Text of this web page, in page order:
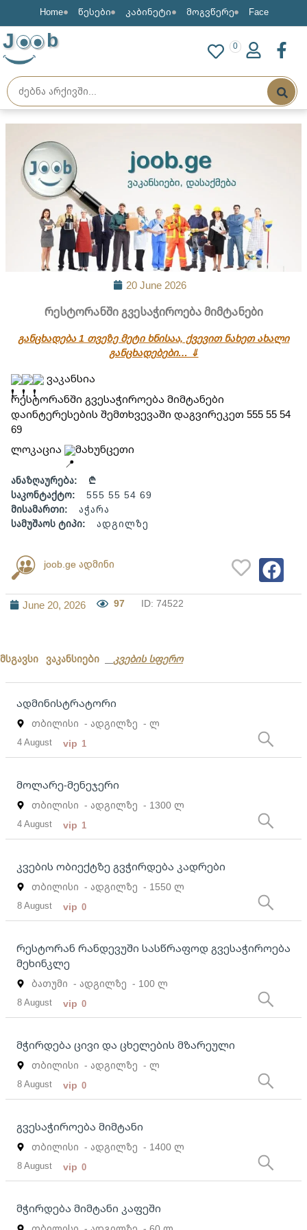
Home წესები კაბინეტი მოგვწერე Face
J b 0
20 June 2026
რესტორანში გვესაჭიროება მიმტანები
განცხადება 1 თვეზე მეტი ხნისაა, ქვევით ნახეთ ახალი
განცხადებები… ⇓
ვაკანსია
რესტორანში გვესაჭიროება მიმტანები
დაინტერესების შემთხვევაში დაგვირეკეთ 555 55 54
69
ლოკაცია
მახუნცეთი
ანაზღაურება:
₾
საკონტაქტო:
555 55 54 69
მისამართი:
აჭარა
სამუშაოს ტიპი:
ადგილზე
joob.ge ადმინი
June 20, 2026 97 ID: 74522
მსგავსი ვაკანსიები კვების სფერო
ადმინისტრატორი
თბილისი - ადგილზე - ლ
4 August vip 1
მოლარე-მენეჯერი
თბილისი - ადგილზე - 1300 ლ
4 August vip 1
კვების ობიექტზე გვჭირდება კადრები
თბილისი - ადგილზე - 1550 ლ
8 August vip 0
რესტორან რანდევუში სასწრაფოდ გვესაჭიროება
მეხინკლე
ბათუმი - ადგილზე - 100 ლ
8 August vip 0
მჭირდება ცივი და ცხელების მზარეული
თბილისი - ადგილზე - ლ
8 August vip 0
გვესაჭიროება მიმტანი
თბილისი - ადგილზე - 1400 ლ
8 August vip 0
მჭირდება მიმტანი კაფეში